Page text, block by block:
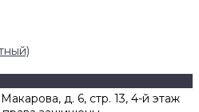
д. 6, стр. 13, 4-й этаж